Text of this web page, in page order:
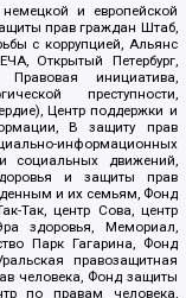
и европейской
прав граждан Штаб,
с коррупцией, Альянс
Открытый Петербург,
Правовая инициатива,
преступности,
Центр поддержки и
В защиту прав
информационных
социальных движений,
и защиты прав
и их семьям, Фонд
Так, центр Сова, центр
здоровья, Мемориал,
Парк Гагарина, Фонд
правозащитная
человека, Фонд защиты
по правам человека,